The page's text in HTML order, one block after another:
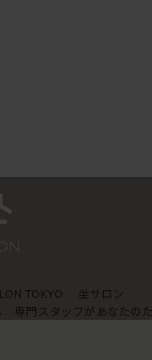
TOKYO
坐サロン
専門スタッフがあなたの